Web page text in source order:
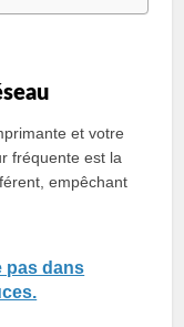
et votre
fréquente est la
empêchant
pas dans